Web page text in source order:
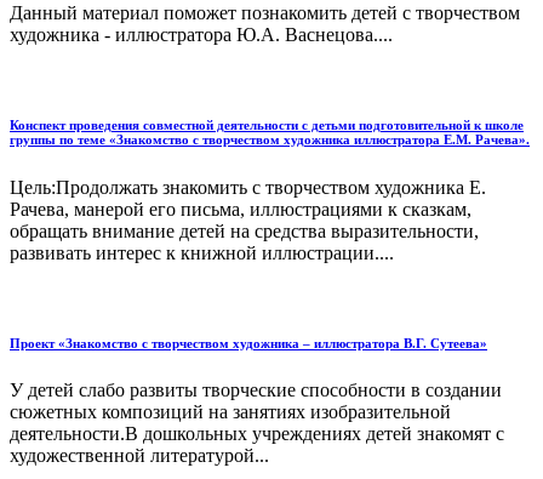
Данный материал поможет познакомить детей с творчеством
художника - иллюстратора Ю.А. Васнецова....
Конспект проведения совместной деятельности с детьми подготовительной к школе
группы по теме «Знакомство с творчеством художника иллюстратора Е.М. Рачева».
Цель:Продолжать знакомить с творчеством художника Е.
Рачева, манерой его письма, иллюстрациями к сказкам,
обращать внимание детей на средства выразительности,
развивать интерес к книжной иллюстрации....
Проект «Знакомство с творчеством художника – иллюстратора В.Г. Сутеева»
У детей слабо развиты творческие способности в создании
сюжетных композиций на занятиях изобразительной
деятельности.В дошкольных учреждениях детей знакомят с
художественной литературой...